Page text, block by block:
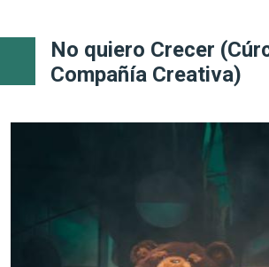
No quiero Crecer
Compañía Creativa)